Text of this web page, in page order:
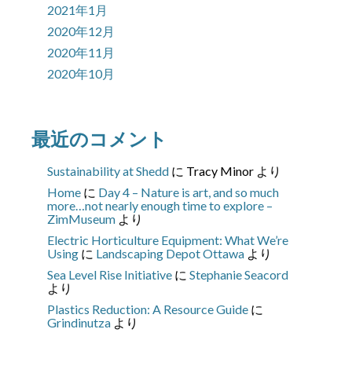
2021年1月
2020年12月
2020年11月
2020年10月
最近のコメント
Sustainability at Shedd に Tracy Minor より
Home に Day 4 – Nature is art, and so much
more…not nearly enough time to explore –
ZimMuseum より
Electric Horticulture Equipment: What We’re
Using に Landscaping Depot Ottawa より
Sea Level Rise Initiative に Stephanie Seacord
より
Plastics Reduction: A Resource Guide に
Grindinutza より